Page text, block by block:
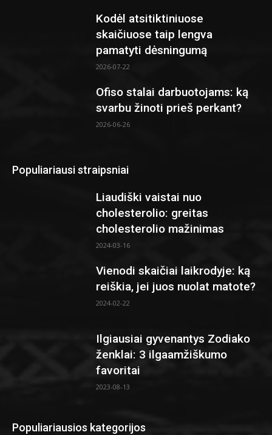
Kodėl atsitiktiniuose
skaičiuose taip lengva
pamatyti dėsningumą
2026-07-22
Ofiso stalai darbuotojams: ką
svarbu žinoti prieš perkant?
2026-06-26
Populiariausi straipsniai
Liaudiški vaistai nuo
cholesterolio: greitas
cholesterolio mažinimas
2024-03-16
Vienodi skaičiai laikrodyje: ką
reiškia, jei juos nuolat matote?
2024-02-22
Ilgiausiai gyvenantys Zodiako
ženklai: 3 ilgaamžiškumo
favoritai
2023-08-13
Populiariausios kategorijos